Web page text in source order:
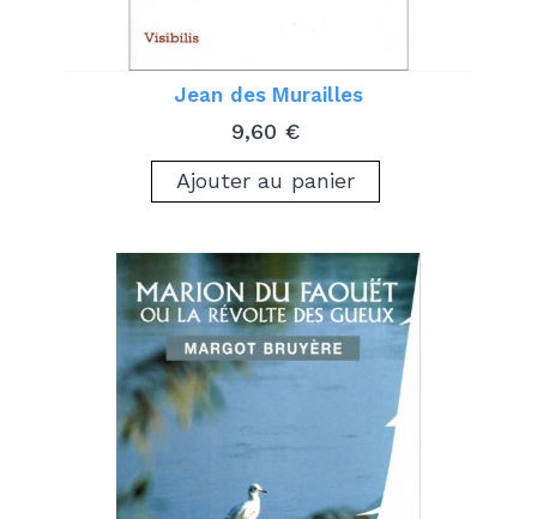
Jean des Murailles
Prix
9,60 €
Ajouter au panier